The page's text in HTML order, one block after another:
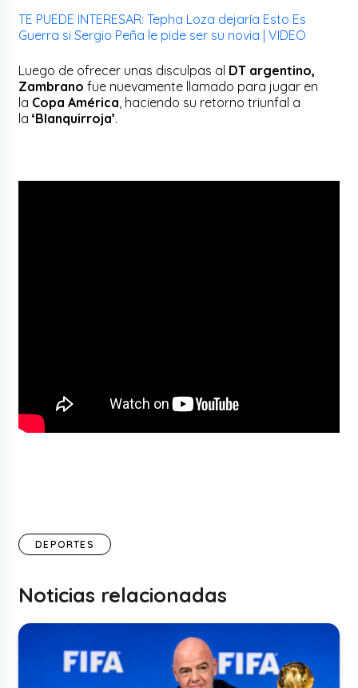
TE PUEDE INTERESAR: Tepha Loza dejaría Esto Es
Guerra si Sergio Peña le pide ser su novia | VIDEO
Luego de ofrecer unas disculpas al DT argentino,
Zambranofue nuevamente llamado para jugar en
la Copa América , haciendo su retorno triunfal a
la‘Blanquirroja’.
DEPORTES
Noticias relacionadas